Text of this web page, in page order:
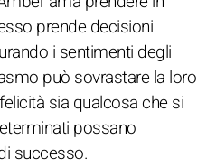
prende decisioni
i sentimenti degli
può sovrastare la loro
sia qualcosa che si
possano
successo.